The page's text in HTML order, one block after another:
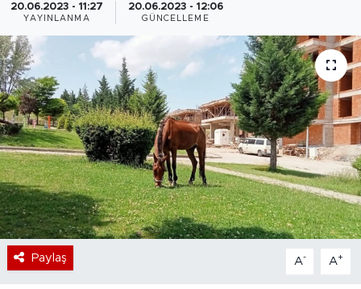
20.06.2023 - 11:27
YAYINLANMA
20.06.2023 - 12:06
GÜNCELLEME
Paylaş A- A+
Eğitim
Sanat
Bölge
Teknoloji
Magazin
Haber Arşivi